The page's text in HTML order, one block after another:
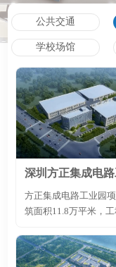
公共交通
学校场馆
方正集成电路工业园
筑面积11.8万平米，工
单位为中国建筑第八
限公司。